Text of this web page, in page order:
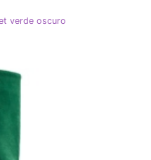
verde oscuro